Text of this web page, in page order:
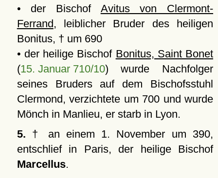
• der Bischof Avitus von Clermont-
Ferrand, leiblicher Bruder des heiligen
Bonitus, † um 690
• der heilige Bischof Bonitus, Saint Bonet
(15. Januar 710/10) wurde Nachfolger
seines Bruders auf dem Bischofsstuhl
Clermond, verzichtete um 700 und wurde
Mönch in Manlieu, er starb in Lyon.
5. † an einem 1. November um 390,
entschlief in Paris, der heilige Bischof
Marcellus.